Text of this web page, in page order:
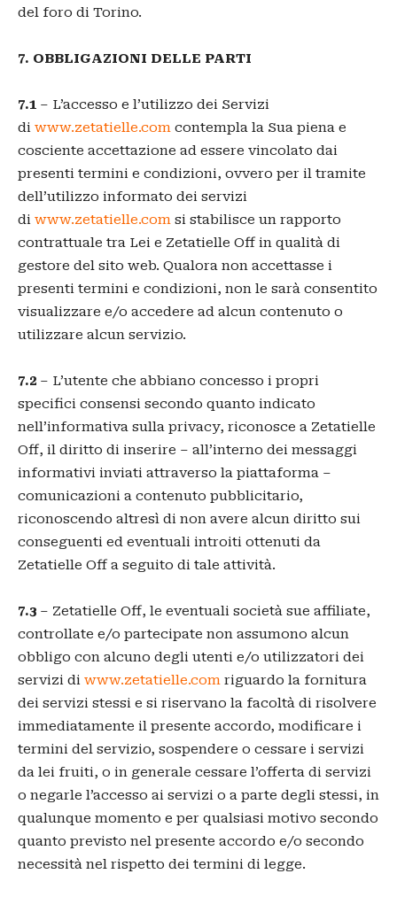
del foro di Torino.
7. OBBLIGAZIONI DELLE PARTI
7.1 – L’accesso e l’utilizzo dei Servizi
di www.zetatielle.com contempla la Sua piena e
cosciente accettazione ad essere vincolato dai
presenti termini e condizioni, ovvero per il tramite
dell’utilizzo informato dei servizi
di www.zetatielle.com si stabilisce un rapporto
contrattuale tra Lei e Zetatielle Off in qualità di
gestore del sito web. Qualora non accettasse i
presenti termini e condizioni, non le sarà consentito
visualizzare e/o accedere ad alcun contenuto o
utilizzare alcun servizio.
7.2 – L’utente che abbiano concesso i propri
specifici consensi secondo quanto indicato
nell’informativa sulla privacy, riconosce a Zetatielle
Off, il diritto di inserire – all’interno dei messaggi
informativi inviati attraverso la piattaforma –
comunicazioni a contenuto pubblicitario,
riconoscendo altresì di non avere alcun diritto sui
conseguenti ed eventuali introiti ottenuti da
Zetatielle Off a seguito di tale attività.
7.3 – Zetatielle Off, le eventuali società sue affiliate,
controllate e/o partecipate non assumono alcun
obbligo con alcuno degli utenti e/o utilizzatori dei
servizi di www.zetatielle.com riguardo la fornitura
dei servizi stessi e si riservano la facoltà di risolvere
immediatamente il presente accordo, modificare i
termini del servizio, sospendere o cessare i servizi
da lei fruiti, o in generale cessare l’offerta di servizi
o negarle l’accesso ai servizi o a parte degli stessi, in
qualunque momento e per qualsiasi motivo secondo
quanto previsto nel presente accordo e/o secondo
necessità nel rispetto dei termini di legge.